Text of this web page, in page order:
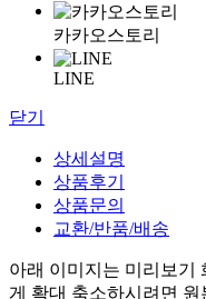
카카오스토리
LINE
닫기
상세설명
상품후기
상품문의
교환/반품/배송
아래 이미지는 미리보기
게 확대 축소하시려면